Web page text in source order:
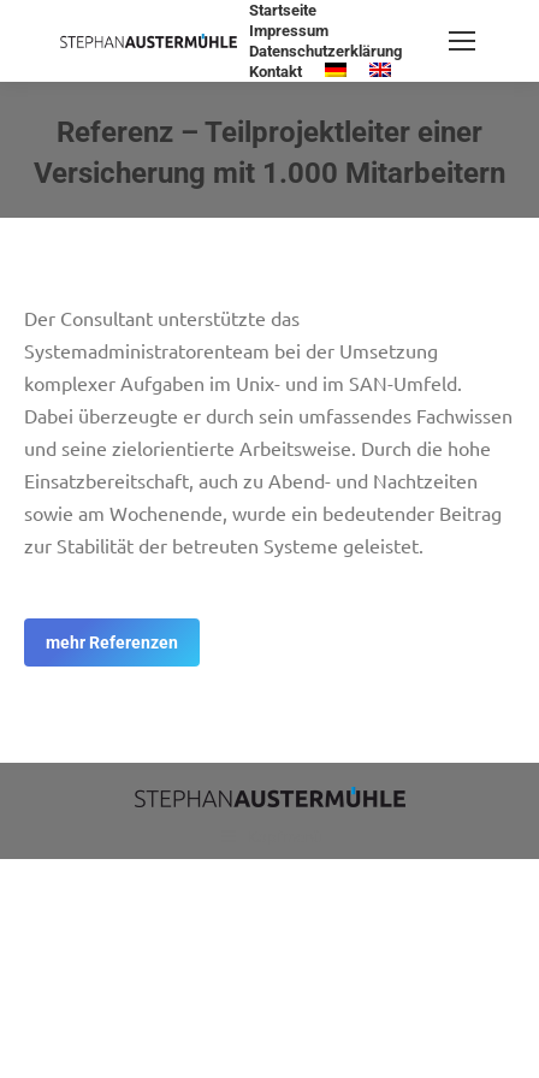
Startseite
Impressum
Datenschutzerklärung
Kontakt
Referenz – Teilprojektleiter einer
Versicherung mit 1.000 Mitarbeitern
Der Consultant unterstützte das
Systemadministratorenteam bei der Umsetzung
komplexer Aufgaben im Unix- und im SAN-Umfeld.
Dabei überzeugte er durch sein umfassendes Fachwissen
und seine zielorientierte Arbeitsweise. Durch die hohe
Einsatzbereitschaft, auch zu Abend- und Nachtzeiten
sowie am Wochenende, wurde ein bedeutender Beitrag
zur Stabilität der betreuten Systeme geleistet.
mehr Referenzen